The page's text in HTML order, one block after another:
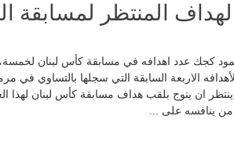
المنتظر لمسابقة
كجك عدد اهدافه في مسابقة كأس لبنان
الاربعة السابقة التي سجلها بالتساوي في
ينتظر ان يتوج بلقب هداف مسابقة كأس لبنان لهذا
من ينافسه على ...